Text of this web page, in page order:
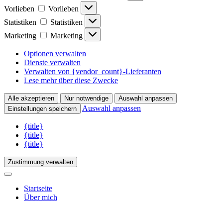
Vorlieben
Vorlieben
Statistiken
Statistiken
Marketing
Marketing
Optionen verwalten
Dienste verwalten
Verwalten von {vendor_count}-Lieferanten
Lese mehr über diese Zwecke
Alle akzeptieren Nur notwendige
Auswahl anpassen
Einstellungen speichern
Auswahl anpassen
{title}
{title}
{title}
Zustimmung verwalten
Startseite
Über mich